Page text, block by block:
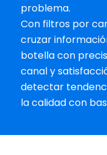
problema.
Con filtros por
cruzar
botella con
canal y
detectar
la calidad con